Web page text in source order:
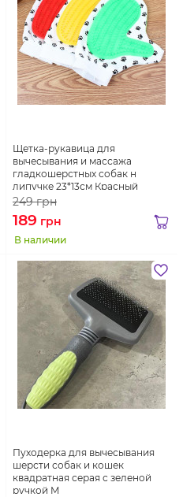
Щетка-рукавица для
вычесывания и массажа
гладкошерстных собак н
липучке 23*13см Красный
249грн
189 грн
В наличии
Пуходерка для вычесывания
шерсти собак и кошек
квадратная серая с зеленой
ручкой M